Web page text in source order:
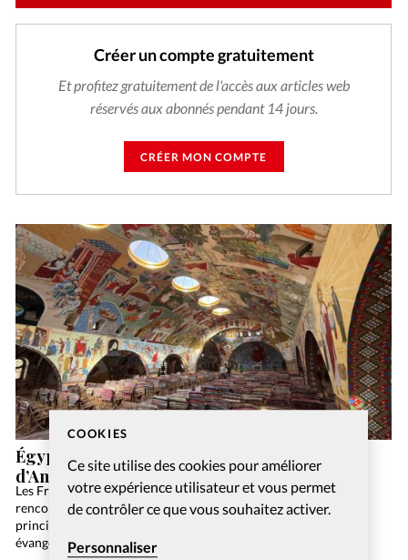
COOKIES
Ce site utilise des cookies pour améliorer
votre expérience utilisateur et vous permet
de contrôler ce que vous souhaitez activer.
Personnaliser
Créer un compte gratuitement
Et profitez gratuitement de l'accès aux articles web
réservés aux abonnés pendant 14 jours.
CRÉER MON COMPTE
Égypte chrétienne copte: à la découverte
d’Anafora, oasis spirituelle dans le désert
Les Français préfèrent se renseigner sur les religions en…
rencontrant leurs pratiquants. Ou alors sur internet. Tel est le
principal enseignement de l’enquête du Conseil national des
évangéliques de France (CNEF) sur «Les Français et…